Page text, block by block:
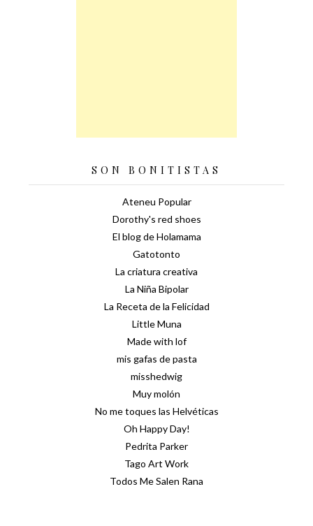
SON BONITISTAS
Ateneu Popular
Dorothy's red shoes
El blog de Holamama
Gatotonto
La criatura creativa
La Niña Bipolar
La Receta de la Felicidad
Little Muna
Made with lof
mis gafas de pasta
misshedwig
Muy molón
No me toques las Helvéticas
Oh Happy Day!
Pedrita Parker
Tago Art Work
Todos Me Salen Rana